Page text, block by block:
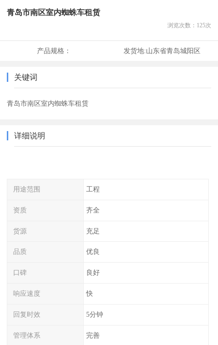
青岛市南区室内蜘蛛车租赁
浏览次数： 125次
产品规格： 发货地:山东省青岛城阳区
关键词
青岛市南区室内蜘蛛车租赁
详细说明
用途范围 工程
资质 齐全
货源 充足
品质 优良
口碑 良好
响应速度 快
回复时效 5分钟
管理体系 完善